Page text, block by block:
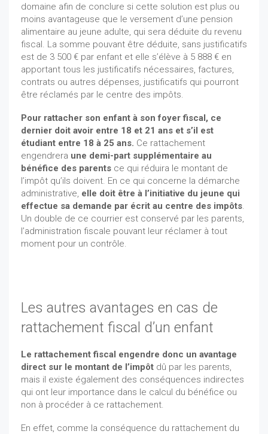
domaine afin de conclure si cette solution est plus ou
moins avantageuse que le versement d’une pension
alimentaire au jeune adulte, qui sera déduite du revenu
fiscal. La somme pouvant être déduite, sans justificatifs
est de 3 500 € par enfant et elle s’élève à 5 888 € en
apportant tous les justificatifs nécessaires, factures,
contrats ou autres dépenses, justificatifs qui pourront
être réclamés par le centre des impôts.
Pour rattacher son enfant à son foyer fiscal, ce
dernier doit avoir entre 18 et 21 ans et s’il est
étudiant entre 18 à 25 ans. Ce rattachement
engendrera une demi-part supplémentaire au
bénéfice des parents ce qui réduira le montant de
l’impôt qu’ils doivent. En ce qui concerne la démarche
administrative, elle doit être à l’initiative du jeune qui
effectue sa demande par écrit au centre des impôts.
Un double de ce courrier est conservé par les parents,
l’administration fiscale pouvant leur réclamer à tout
moment pour un contrôle.
Les autres avantages en cas de
rattachement fiscal d’un enfant
Le rattachement fiscal engendre donc un avantage
direct sur le montant de l’impôt dû par les parents,
mais il existe également des conséquences indirectes
qui ont leur importance dans le calcul du bénéfice ou
non à procéder à ce rattachement.
En effet, comme la conséquence du rattachement du